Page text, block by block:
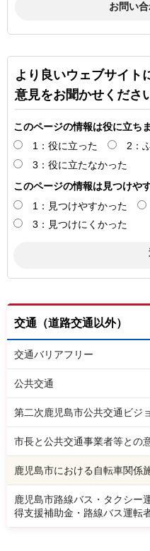
より良いウェブサイト
意見をお聞かせくださ
このページの情報は役に立ち
1：役に立った
2：
3：役に立たなかった
このページの情報は見つけや
1：見つけやすかった
3：見つけにくかった
交通（道路交通以外）
交通バリアフリー
公共交通
第二次鹿児島市公共交通ビジ
市長と公共交通事業者等との
鹿児島市における自転車関係
鹿児島市路線バス・タクシー
得支援補助金・路線バス運転